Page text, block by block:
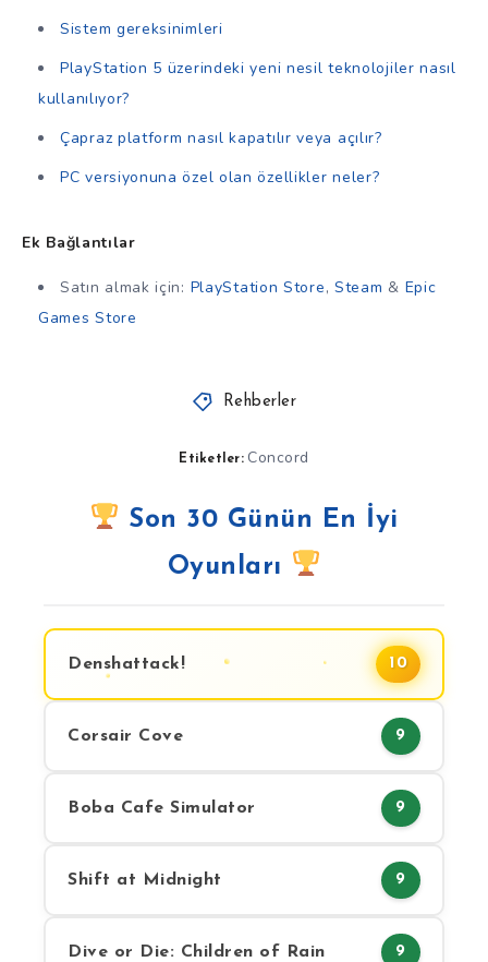
Sistem gereksinimleri
PlayStation 5 üzerindeki yeni nesil teknolojiler nasıl
kullanılıyor?
Çapraz platform nasıl kapatılır veya açılır?
PC versiyonuna özel olan özellikler neler?
Ek Bağlantılar
Satın almak için: PlayStation Store, Steam & Epic
Games Store
Rehberler
Etiketler: Concord
Son 30 Günün En İyi
Oyunları
Denshattack! 10
Corsair Cove 9
Boba Cafe Simulator 9
Shift at Midnight 9
Dive or Die: Children of Rain 9